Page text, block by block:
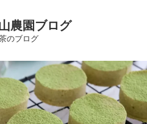
農園ブログ
のブログ